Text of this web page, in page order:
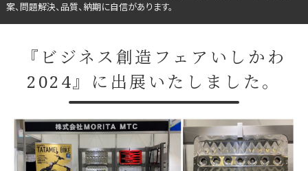
案、問題解決、品質、納期に自信があります。
設備紹介
会社概要
製作事例
『ビジネス創造フェアいしかわ
2024』に出展いたしました。